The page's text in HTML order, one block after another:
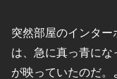
突然部屋のインタ
は、急に真っ青にな
が映っていたのだ